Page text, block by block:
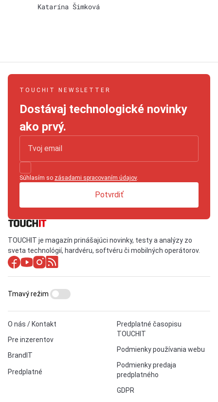
Katarína Šimková
TOUCHIT NEWSLETTER
Dostávaj technologické novinky
ako prvý.
Súhlasím so zásadami spracovaním údajov.
Potvrdiť
TOUCHIT je magazín prinášajúci novinky, testy a analýzy zo
sveta technológií, hardvéru, softvéru či mobilných operátorov.
O nás / Kontakt
Pre inzerentov
BrandIT
Predplatné
Predplatné časopisu
TOUCHIT
Podmienky používania webu
Podmienky predaja
predplatného
GDPR
Tmavý režim